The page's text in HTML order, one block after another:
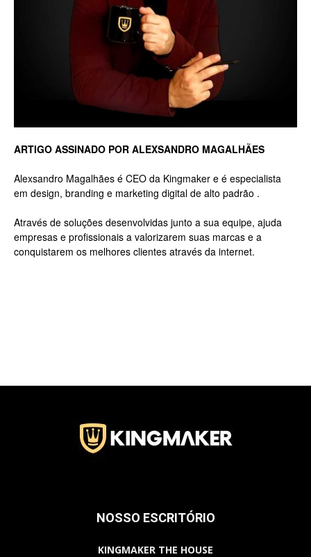
ARTIGO ASSINADO POR ALEXSANDRO MAGALHÃES
Alexsandro Magalhães é CEO da Kingmaker e é especialista
em design, branding e marketing digital de alto padrão .
Através de soluções desenvolvidas junto a sua equipe, ajuda
empresas e profissionais a valorizarem suas marcas e a
conquistarem os melhores clientes através da internet.
NOSSO ESCRITÓRIO
KINGMAKER THE HOUSE